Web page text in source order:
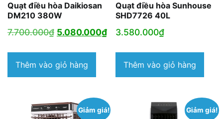
Quạt điều hòa Daikiosan
DM210 380W
7.700.000₫ Giá
là:
7.700.000₫.
5.080.000₫Giá
là:
Thêm vào giỏ hàng
Quạt điều hòa Sunhouse
SHD7726 40L
3.580.000₫
Thêm vào giỏ hàng
Giảm giá! Giảm giá!